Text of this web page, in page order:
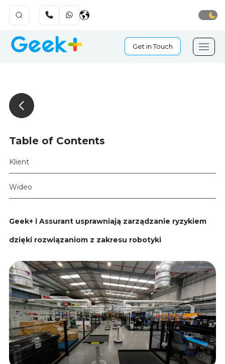
Get in Touch
Table of Contents
Klient
Wideo
Geek+ i Assurant usprawniają zarządzanie ryzykiem
dzięki rozwiązaniom z zakresu robotyki